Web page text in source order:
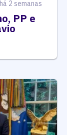
há 2 semanas
PP e